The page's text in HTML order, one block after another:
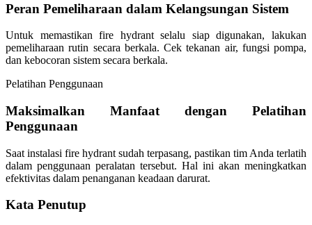
Peran Pemeliharaan dalam Kelangsungan Sistem
Untuk memastikan fire hydrant selalu siap digunakan, lakukan
pemeliharaan rutin secara berkala. Cek tekanan air, fungsi pompa,
dan kebocoran sistem secara berkala.
Pelatihan Penggunaan
Maksimalkan Manfaat dengan Pelatihan
Penggunaan
Saat instalasi fire hydrant sudah terpasang, pastikan tim Anda terlatih
dalam penggunaan peralatan tersebut. Hal ini akan meningkatkan
efektivitas dalam penanganan keadaan darurat.
Kata Penutup